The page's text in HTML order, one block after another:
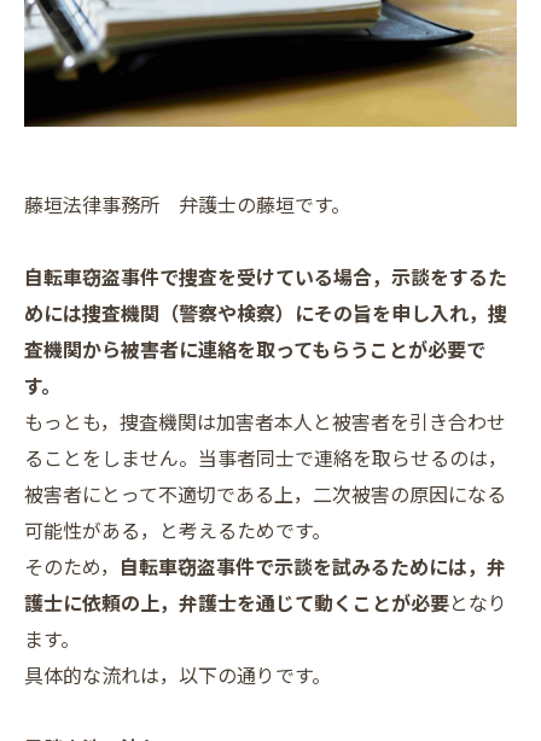
藤垣法律事務所 弁護士の藤垣です。
自転車窃盗事件で捜査を受けている場合，示談をするた
めには捜査機関（警察や検察）にその旨を申し入れ，捜
査機関から被害者に連絡を取ってもらうことが必要で
す。
もっとも，捜査機関は加害者本人と被害者を引き合わせ
ることをしません。当事者同士で連絡を取らせるのは，
被害者にとって不適切である上，二次被害の原因になる
可能性がある，と考えるためです。
そのため， 自転車窃盗事件で示談を試みるためには，弁
護士に依頼の上，弁護士を通じて動くことが必要となり
ます。
具体的な流れは，以下の通りです。